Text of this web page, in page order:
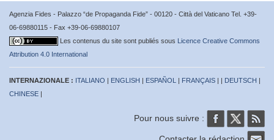
Agenzia Fides - Palazzo “de Propaganda Fide” - 00120 - Città del Vaticano Tel. +39-
06-69880115 - Fax +39-06-69880107
Les contenus du site sont publiés sous Licence Creative Commons
Attribution 4.0 International
INTERNAZIONALE : ITALIANO | ENGLISH | ESPAÑOL | FRANÇAIS | | DEUTSCH |
CHINESE |
Pour nous suivre :